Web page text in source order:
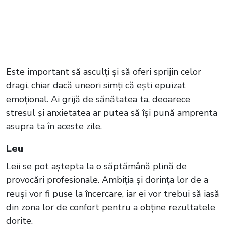
Este important să asculți și să oferi sprijin celor
dragi, chiar dacă uneori simți că ești epuizat
emoțional. Ai grijă de sănătatea ta, deoarece
stresul și anxietatea ar putea să își pună amprenta
asupra ta în aceste zile.
Leu
Leii se pot aștepta la o săptămână plină de
provocări profesionale. Ambiția și dorința lor de a
reuși vor fi puse la încercare, iar ei vor trebui să iasă
din zona lor de confort pentru a obține rezultatele
dorite.